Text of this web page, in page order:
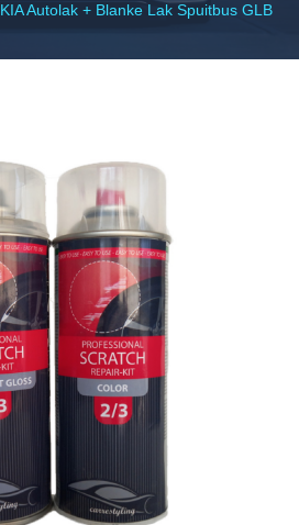
KIA Autolak + Blanke Lak Spuitbus GLB